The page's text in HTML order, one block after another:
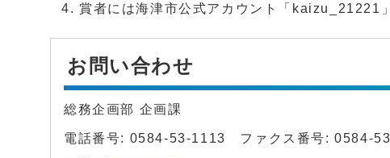
賞者には海津市公式アカウント「kaizu_21221
お問い合わせ
総務企画部 企画課
電話番号: 0584-53-1113 ファクス番号: 0584-